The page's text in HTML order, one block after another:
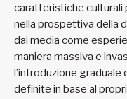
caratteristiche culturali
nella prospettiva della
dai media come
maniera massiva e
l’introduzione
definite in base al